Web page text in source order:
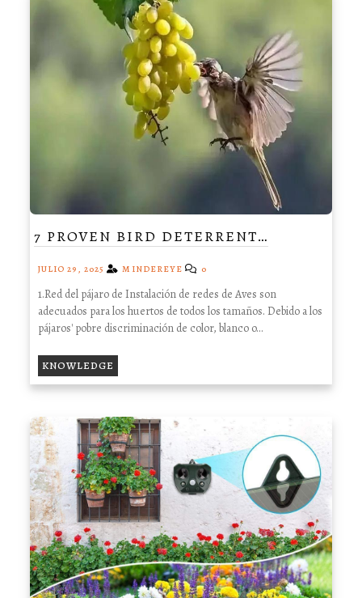
7 PROVEN BIRD DETERRENT…
JULIO 29, 2025 MINDEREYE 0
1.Red del pájaro de Instalación de redes de Aves son
adecuados para los huertos de todos los tamaños. Debido a los
pájaros' pobre discriminación de color, blanco o...
KNOWLEDGE